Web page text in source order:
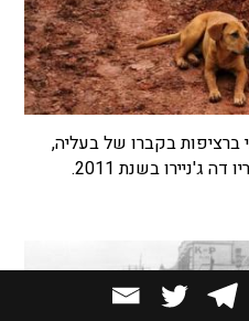
בקברו של בעליה,
ג'ניירו בשנת 2011.